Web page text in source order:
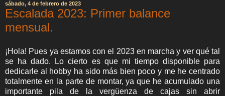
sábado, 4 de febrero de 2023
Escalada 2023: Primer balance
mensual.
¡Hola! Pues ya estamos con el 2023 en marcha y ver qué tal
se ha dado. Lo cierto es que mi tiempo disponible para
dedicarle al hobby ha sido más bien poco y me he centrado
totalmente en la parte de montar, ya que he acumulado una
importante pila de la vergüenza de cajas sin abrir